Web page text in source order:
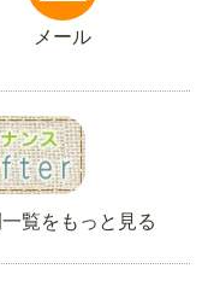
メール
覧をもっと見る